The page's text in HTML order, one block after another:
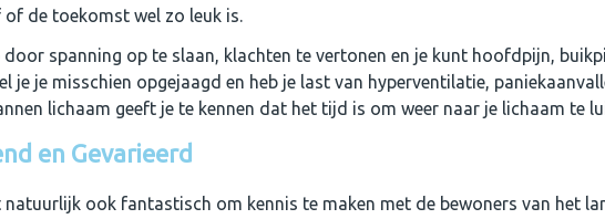
de toekomst wel zo leuk is.
spanning op te slaan, klachten te vertonen en je kunt hoofdpijn,
je je misschien opgejaagd en heb je last van hyperventilatie,
lichaam geeft je te kennen dat het tijd is om weer naar je lichaam te
en Gevarieerd
ook fantastisch om kennis te maken met de bewoners van het